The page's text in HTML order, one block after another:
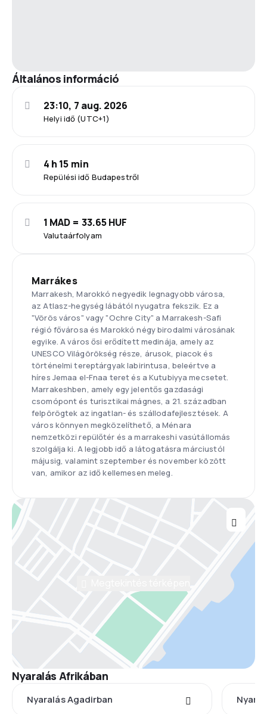
Általános információ
Helyi idő (UTC+1)
23:10, 7 aug. 2026
Repülési idő Budapestről
4 h 15 min
Valutaárfolyam
1 MAD = 33.65 HUF
Marrákes
Marrakesh, Marokkó negyedik legnagyobb városa,
az Atlasz-hegység lábától nyugatra fekszik. Ez a
"Vörös város" vagy "Ochre City" a Marrakesh-Safi
régió fővárosa és Marokkó négy birodalmi városának
egyike. A város ősi erődített medinája, amely az
UNESCO Világörökség része, árusok, piacok és
történelmi tereptárgyak labirintusa, beleértve a
híres Jemaa el-Fnaa teret és a Kutubiyya mecsetet.
Marrakeshben, amely egy jelentős gazdasági
csomópont és turisztikai mágnes, a 21. században
felpörögtek az ingatlan- és szállodafejlesztések. A
város könnyen megközelíthető, a Ménara
nemzetközi repülőtér és a marrakeshi vasútállomás
szolgálja ki. A legjobb idő a látogatásra márciustól
májusig, valamint szeptember és november között
van, amikor az idő kellemesen meleg.
Nyaralás Afrikában
Nyaralás Agadirban